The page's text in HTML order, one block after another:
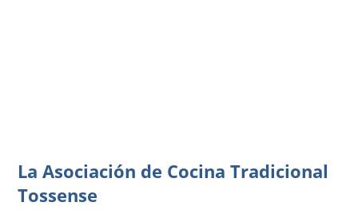
La Asociación de Cocina Tradicional
Tossense